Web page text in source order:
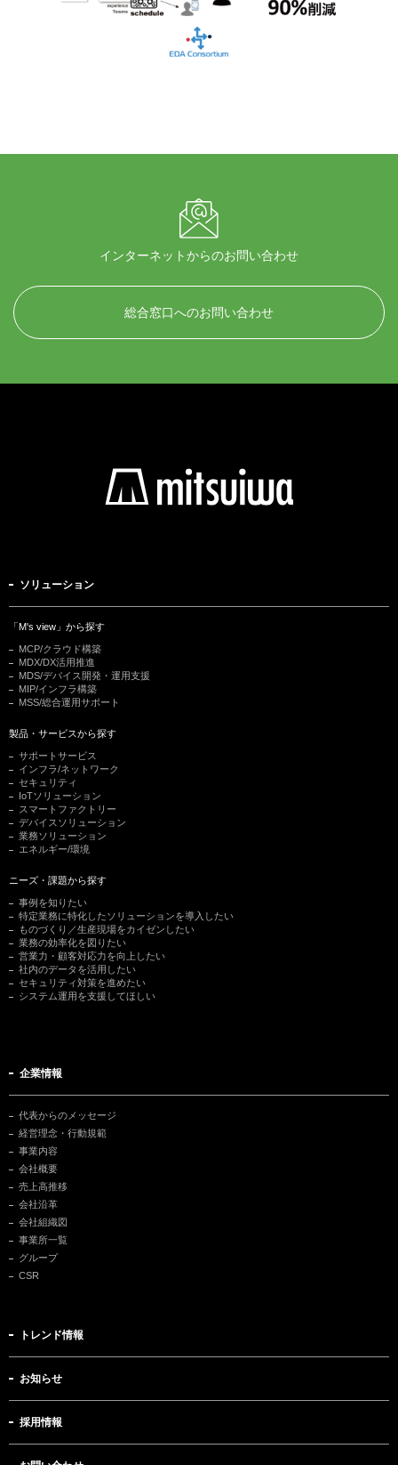
インターネットからのお問い合わせ
総合窓口へのお問い合わせ
ソリューション
「M's view」から探す
MCP/クラウド構築
MDX/DX活用推進
MDS/デバイス開発・運用支援
MIP/インフラ構築
MSS/総合運用サポート
製品・サービスから探す
サポートサービス
インフラ/ネットワーク
セキュリティ
IoTソリューション
スマートファクトリー
デバイスソリューション
業務ソリューション
エネルギー/環境
ニーズ・課題から探す
事例を知りたい
特定業務に特化したソリューションを導入したい
ものづくり／生産現場をカイゼンしたい
業務の効率化を図りたい
営業力・顧客対応力を向上したい
社内のデータを活用したい
セキュリティ対策を進めたい
システム運用を支援してほしい
企業情報
代表からのメッセージ
経営理念・行動規範
事業内容
会社概要
売上高推移
会社沿革
会社組織図
事業所一覧
グループ
CSR
トレンド情報
お知らせ
採用情報